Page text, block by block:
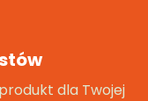
dla Twojej